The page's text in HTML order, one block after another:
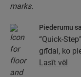
Piederumu
“Quick-
grīdai, ko
piederumu
Lasīt vēl